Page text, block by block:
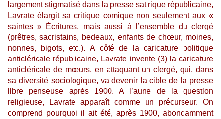
largement stigmatisé dans la presse satirique républicaine,
Lavrate élargit sa critique comique non seulement aux «
saintes » Écritures, mais aussi à l’ensemble du clergé
(prêtres, sacristains, bedeaux, enfants de chœur, moines,
nonnes, bigots, etc.). A côté de la caricature politique
anticléricale républicaine, Lavrate invente (3) la caricature
anticléricale de mœurs, en attaquant un clergé, qui, dans
sa diversité sociologique, va devenir la cible de la presse
libre penseuse après 1900. A l’aune de la question
religieuse, Lavrate apparaît comme un précurseur. On
comprend pourquoi il ait été, après 1900, abondamment